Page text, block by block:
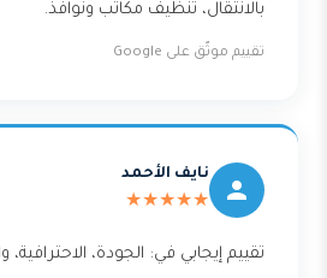
بالانتقال، تنظيف مكاتب ونوافذ.
تقييم موثّق على Google
نايف الأحمد
★★★★★
تقييم إيجابي في: الجودة،